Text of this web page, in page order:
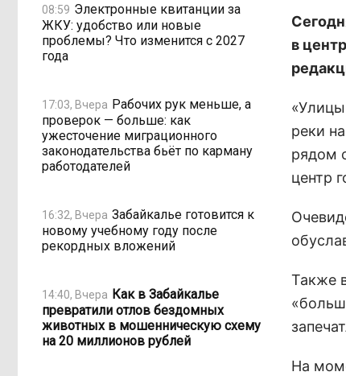
08:59 Электронные квитанции за
ЖКУ: удобство или новые
проблемы? Что изменится с 2027
года
17:03, Вчера Рабочих рук меньше, а
проверок — больше: как
ужесточение миграционного
законодательства бьёт по карману
работодателей
16:32, Вчера Забайкалье готовится к
новому учебному году после
рекордных вложений
14:40, Вчера Как в Забайкалье
превратили отлов бездомных
животных в мошенническую схему
на 20 миллионов рублей
в
реки
рядом
центр
Также
На